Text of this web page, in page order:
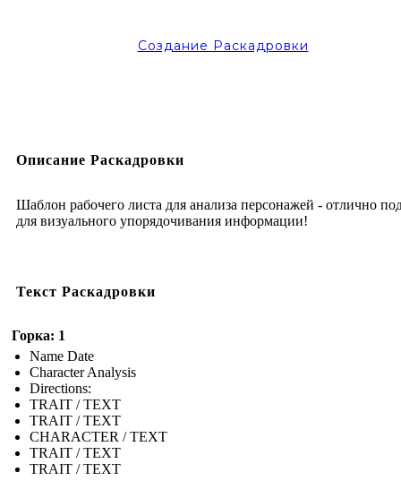
Создание Раскадровки
Описание Раскадровки
Шаблон рабочего листа для анализа персонажей - отлично
для визуального упорядочивания информации!
Текст Раскадровки
Горка: 1
Name Date
Character Analysis
Directions:
TRAIT / TEXT
TRAIT / TEXT
CHARACTER / TEXT
TRAIT / TEXT
TRAIT / TEXT